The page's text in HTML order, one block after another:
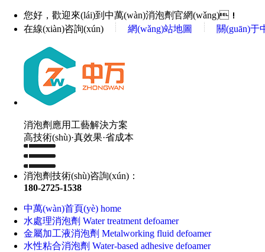
您好，歡迎來(lái)到中萬(wàn)消泡劑官網(wǎng)！
在線(xiàn)咨詢(xún)
網(wǎng)站地圖 關(guān)于
消泡劑應用工藝解決方案
高技術(shù)·真效果·省成本
消泡劑技術(shù)咨詢(xún)：
180-2725-1538
中萬(wàn)首頁(yè) home
水處理消泡劑 Water treatment defoamer
金屬加工液消泡劑 Metalworking fluid defoamer
水性粘合消泡劑 Water-based adhesive defoamer